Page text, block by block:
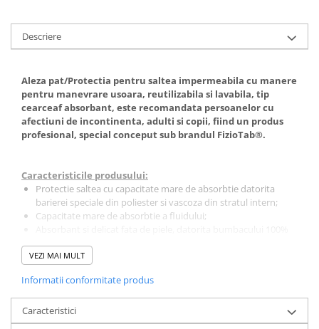
Descriere
Aleza pat/Protectia pentru saltea impermeabila cu manere
pentru manevrare usoara, reutilizabila si lavabila, tip
cearceaf absorbant, este recomandata persoanelor cu
afectiuni de incontinenta, adulti si copii, fiind un produs
profesional, special conceput sub brandul FizioTab®.
Caracteristicile produsului:
Protectie saltea cu capacitate mare de absorbtie datorita
barierei speciale din poliester si vascoza din stratul intern;
Capacitate mare de absorbtie a fluidului;
VEZI MAI MULT
Informatii conformitate produs
Caracteristici